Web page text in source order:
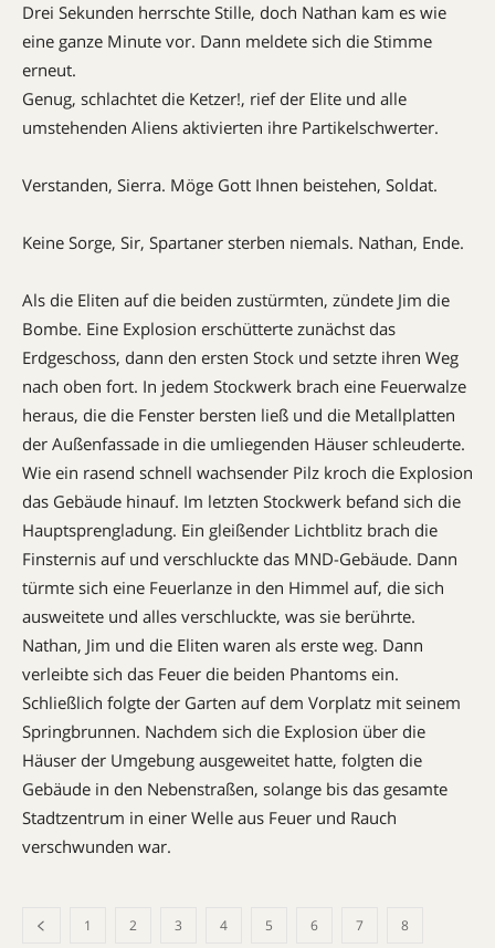
Drei Sekunden herrschte Stille, doch Nathan kam es wie
eine ganze Minute vor. Dann meldete sich die Stimme
erneut.
Genug, schlachtet die Ketzer!, rief der Elite und alle
umstehenden Aliens aktivierten ihre Partikelschwerter.
Verstanden, Sierra. Möge Gott Ihnen beistehen, Soldat.
Keine Sorge, Sir, Spartaner sterben niemals. Nathan, Ende.
Als die Eliten auf die beiden zustürmten, zündete Jim die
Bombe. Eine Explosion erschütterte zunächst das
Erdgeschoss, dann den ersten Stock und setzte ihren Weg
nach oben fort. In jedem Stockwerk brach eine Feuerwalze
heraus, die die Fenster bersten ließ und die Metallplatten
der Außenfassade in die umliegenden Häuser schleuderte.
Wie ein rasend schnell wachsender Pilz kroch die Explosion
das Gebäude hinauf. Im letzten Stockwerk befand sich die
Hauptsprengladung. Ein gleißender Lichtblitz brach die
Finsternis auf und verschluckte das MND-Gebäude. Dann
türmte sich eine Feuerlanze in den Himmel auf, die sich
ausweitete und alles verschluckte, was sie berührte.
Nathan, Jim und die Eliten waren als erste weg. Dann
verleibte sich das Feuer die beiden Phantoms ein.
Schließlich folgte der Garten auf dem Vorplatz mit seinem
Springbrunnen. Nachdem sich die Explosion über die
Häuser der Umgebung ausgeweitet hatte, folgten die
Gebäude in den Nebenstraßen, solange bis das gesamte
Stadtzentrum in einer Welle aus Feuer und Rauch
verschwunden war.
1 2 3 4 5 6 7 8